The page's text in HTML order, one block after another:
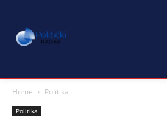
Home Politika
Politika